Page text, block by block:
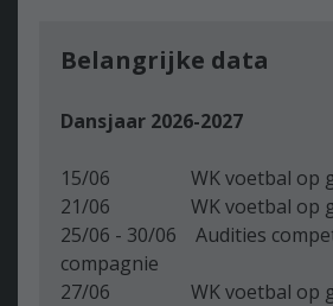
Belangrijke data
Dansjaar 2026-2027
15/06 WK voetbal op
21/06 WK voetbal op
25/06 - 30/06 Audities
compagnie
27/06 WK voetbal op